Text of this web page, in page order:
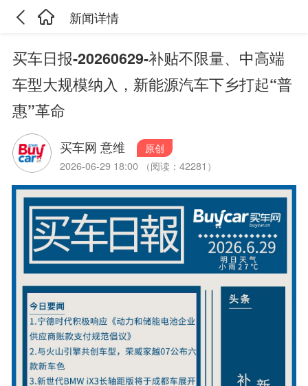
新闻详情
买车日报-20260629-补贴不限量、中高端
车型大规模纳入，新能源汽车下乡打起“普
惠”革命
买车网 意维
原创
2026-06-29 18:00 （阅读：42281）